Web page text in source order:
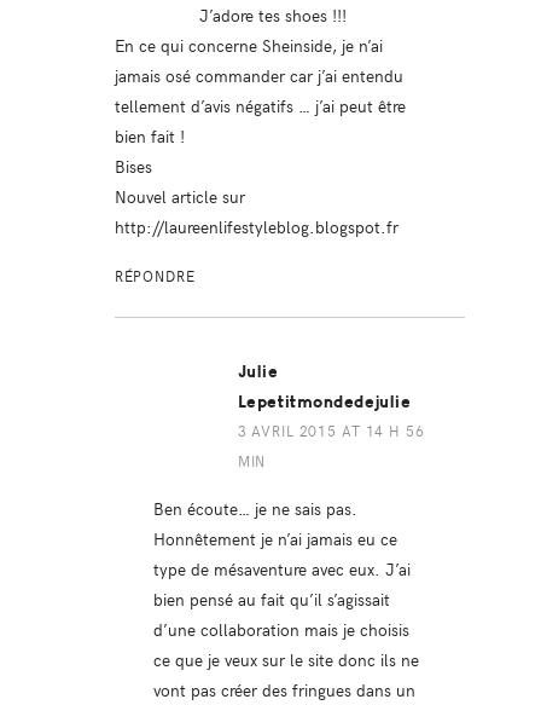
J’adore tes shoes !!!
En ce qui concerne Sheinside, je n’ai
jamais osé commander car j’ai entendu
tellement d’avis négatifs … j’ai peut être
bien fait !
Bises
Nouvel article sur
http://laureenlifestyleblog.blogspot.fr
RÉPONDRE
Julie
Lepetitmondedejulie
3 AVRIL 2015 AT 14 H 56
MIN
Ben écoute… je ne sais pas.
Honnêtement je n’ai jamais eu ce
type de mésaventure avec eux. J’ai
bien pensé au fait qu’il s’agissait
d’une collaboration mais je choisis
ce que je veux sur le site donc ils ne
vont pas créer des fringues dans un